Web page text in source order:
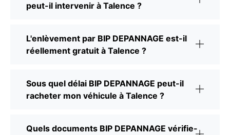
peut-il intervenir à Talence ?
L'enlèvement par BIP DEPANNAGE est-il
réellement gratuit à Talence ?
Sous quel délai BIP DEPANNAGE peut-il
racheter mon véhicule à Talence ?
Quels documents BIP DEPANNAGE vérifie-